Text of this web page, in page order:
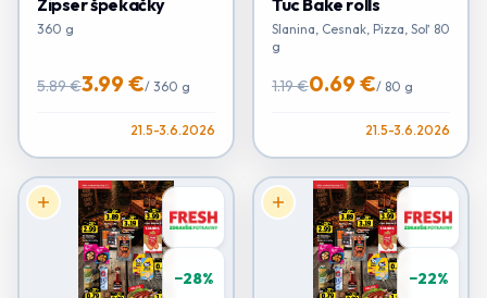
Zipser špekačky
360 g
5.89 €3.99 €/ 360 g
21.5-3.6.2026
Tuc Bake rolls
Slanina, Cesnak, Pizza, Soľ 80
g
1.19 €0.69 €/ 80 g
21.5-3.6.2026
−28% −22%